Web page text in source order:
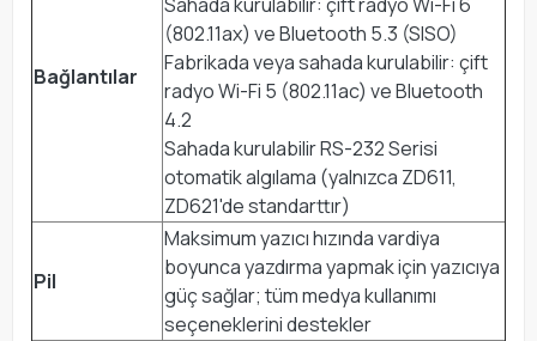
Bağlantılar
(802.11ax) ve Bluetooth 5.3 (SISO)
Fabrikada veya sahada kurulabilir: çift
radyo Wi-Fi 5 (802.11ac) ve Bluetooth
4.2
Sahada kurulabilir RS-232 Serisi
otomatik algılama (yalnızca ZD611,
ZD621'de standarttır)
Pil
Maksimum yazıcı hızında vardiya
boyunca yazdırma yapmak için yazıcıya
güç sağlar; tüm medya kullanımı
seçeneklerini destekler